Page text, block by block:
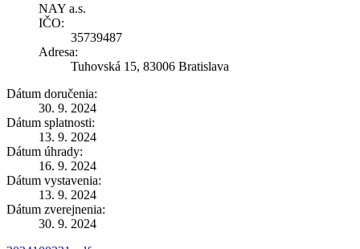
NAY a.s.
IČO:
35739487
Adresa:
Tuhovská 15, 83006 Bratislava
Dátum doručenia:
30. 9. 2024
Dátum splatnosti:
13. 9. 2024
Dátum úhrady:
16. 9. 2024
Dátum vystavenia:
13. 9. 2024
Dátum zverejnenia:
30. 9. 2024